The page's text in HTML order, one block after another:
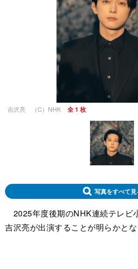
吉沢亮 （C）NHK 全 1 枚
写真をすべて見
2025年度後期のNHK連続テレビ
吉沢亮が出演することが明らかとな